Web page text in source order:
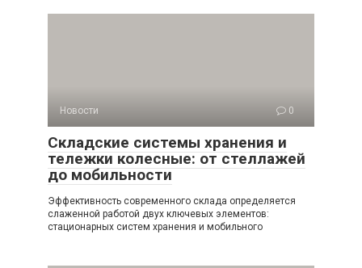
Новости 0
Складские системы хранения и
тележки колесные: от стеллажей
до мобильности
Эффективность современного склада определяется
слаженной работой двух ключевых элементов:
стационарных систем хранения и мобильного